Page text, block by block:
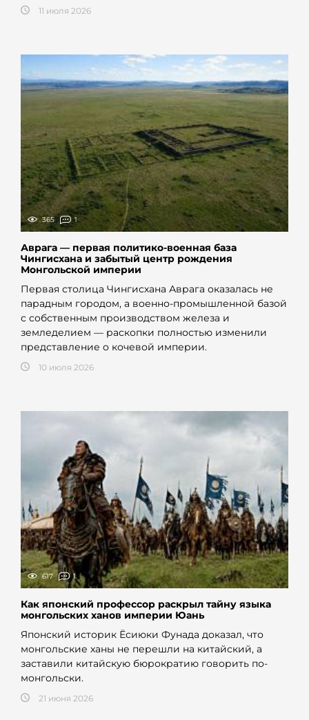
11 июля 2026
365 1
Аврага — первая политико-военная база
Чингисхана и забытый центр рождения
Монгольской империи
Первая столица Чингисхана Аврага оказалась не
парадным городом, а военно-промышленной базой
с собственным производством железа и
земледелием — раскопки полностью изменили
представление о кочевой империи.
10 июля 2026
617 1
Как японский профессор раскрыл тайну языка
монгольских ханов империи Юань
Японский историк Ёсиюки Фунада доказал, что
монгольские ханы не перешли на китайский, а
заставили китайскую бюрократию говорить по-
монгольски.
21 июня 2026